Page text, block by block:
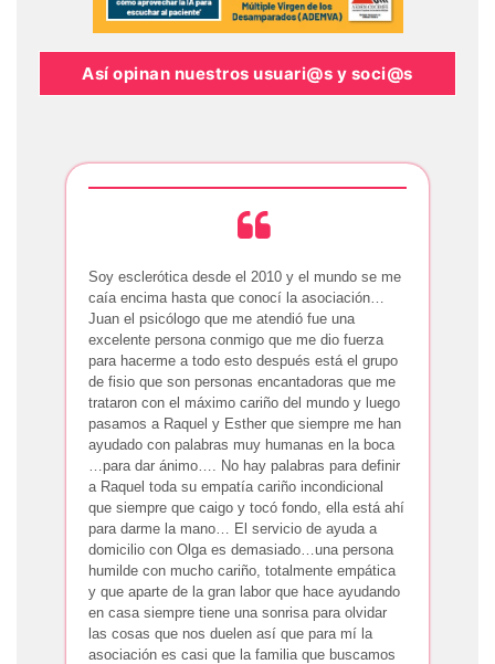
Así opinan nuestros usuari@s y soci@s
Soy esclerótica desde el 2010 y el mundo se me
caía encima hasta que conocí la asociación…
Juan el psicólogo que me atendió fue una
excelente persona conmigo que me dio fuerza
para hacerme a todo esto después está el grupo
de fisio que son personas encantadoras que me
trataron con el máximo cariño del mundo y luego
pasamos a Raquel y Esther que siempre me han
ayudado con palabras muy humanas en la boca
…para dar ánimo…. No hay palabras para definir
a Raquel toda su empatía cariño incondicional
que siempre que caigo y tocó fondo, ella está ahí
para darme la mano… El servicio de ayuda a
domicilio con Olga es demasiado…una persona
humilde con mucho cariño, totalmente empática
y que aparte de la gran labor que hace ayudando
en casa siempre tiene una sonrisa para olvidar
las cosas que nos duelen así que para mí la
asociación es casi que la familia que buscamos